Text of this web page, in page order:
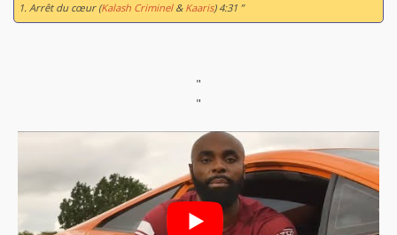
1. Arrêt du cœur (Kalash Criminel& Kaaris) 4:31 ”
"
"